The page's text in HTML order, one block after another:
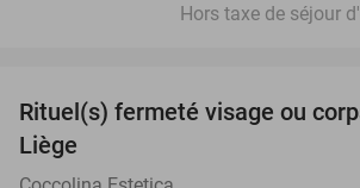
Hors taxe de séjour
Rituel(s) fermeté visage ou
Liège